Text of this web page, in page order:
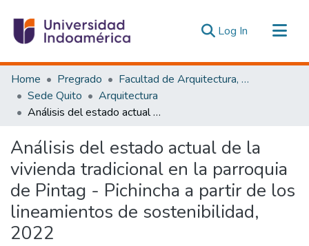
Log In (current)
Communities & Collections
All of DSpace
Statistics
Estadísticas Externas
Home Pregrado
Facultad de Arquitectura, Artes y Diseño
Sede Quito
Arquitectura
Análisis del estado actual de la vivienda tradicional en la parroquia de Pintag - Pichincha a partir de los lineamientos de sostenibilidad, 2022
Análisis del estado actual de la
vivienda tradicional en la parroquia
de Pintag - Pichincha a partir de los
lineamientos de sostenibilidad,
2022